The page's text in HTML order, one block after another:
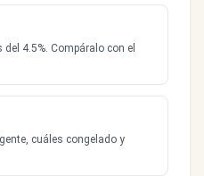
del 4.5%. Compáralo con el
cuáles congelado y